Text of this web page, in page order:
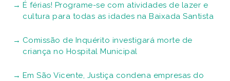
É férias! Programe-se com atividades de lazer e
cultura para todas as idades na Baixada Santista
Comissão de Inquérito investigará morte de
criança no Hospital Municipal
Em São Vicente, Justiça condena empresas do